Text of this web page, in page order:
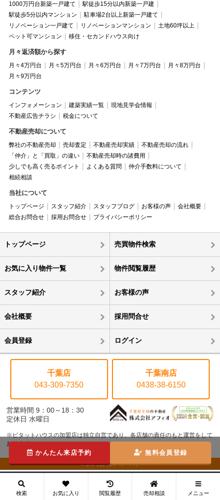
1000万円台新築一戸建て
駅徒歩15分以内新築一戸建
駅徒歩5分以内マンション
駐車場2台以上新築一戸建て
リノベーション一戸建て
リノベーションマンション
土地60坪以上
ペット可マンション
移住・セカンドハウス向け
月々返済額から探す
月々4万円台 月々5万円台 月々6万円台 月々7万円台
月々8万円台
月々9万円台
コンテンツ
インフォメーション 建築実績一覧
現地見学会情報
不動産広告チラシ
税金について
不動産売却について
弊社の不動産売却 売却査定 不動産売却実績
不動産売却の流れ
「仲介」と「買取」の違い
不動産売却時の諸費用
少しでも高く売るポイント
よくある質問
仲介手数料について
相続相談
当社について
トップページ スタッフ紹介 スタッフブログ お客様の声
会社概要
総合お問合せ
採用お問合せ プライバシーポリシー
トップページ 売買物件検索
お気に入り物件一覧 物件閲覧履歴
スタッフ紹介 お客様の声
会社概要 採用問合せ
会員登録 ログイン
千葉店
043-309-7350
千葉南店
0438-38-6150
営業時間 9：00～18：30
定休日 水曜日
※ピタットハウスの加盟店は独立自営であり、各店舗の責任のもと運営をして
おります。
©株式会社アフィオ
かんたん来店予約 無料会員登録
検索 お気に入り 閲覧履歴 売却相談 メニュー